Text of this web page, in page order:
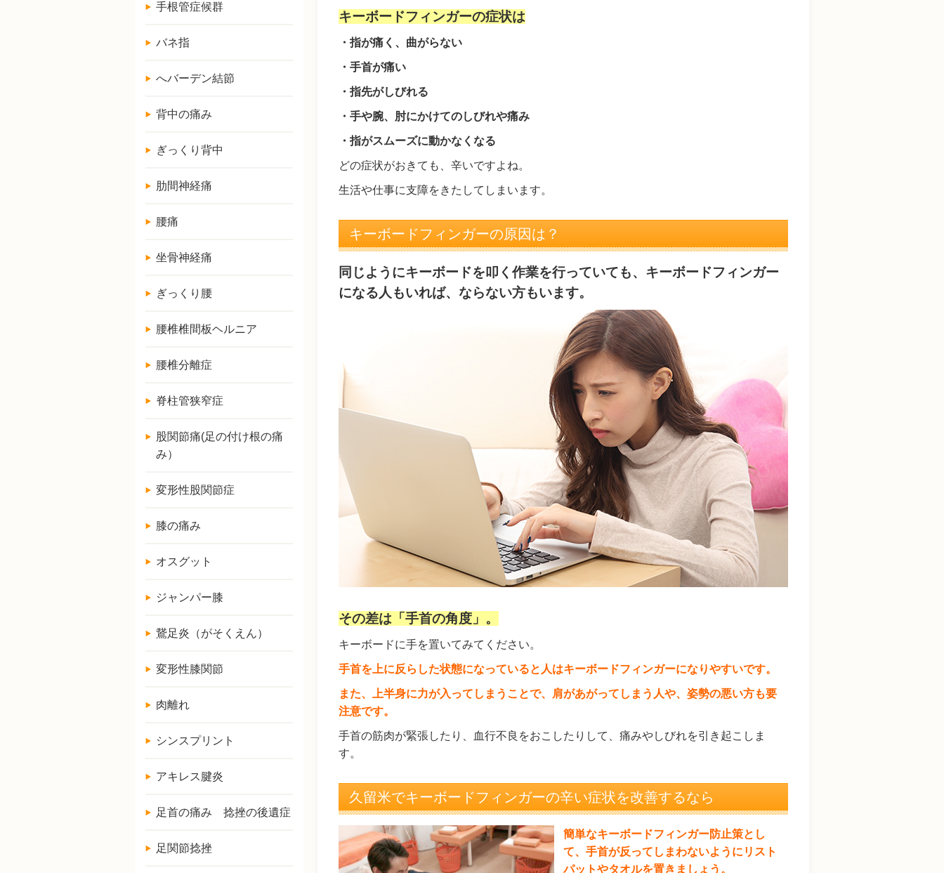
キーボードフィンガーの症状は
・指が痛く、曲がらない
・手首が痛い
・指先がしびれる
・手や腕、肘にかけてのしびれや痛み
・指がスムーズに動かなくなる
どの症状がおきても、辛いですよね。
生活や仕事に支障をきたしてしまいます。
キーボードフィンガーの原因は？
同じようにキーボードを叩く作業を行っていても、キーボードフィンガー
になる人もいれば、ならない方もいます。
その差は「手首の角度」。
キーボードに手を置いてみてください。
手首を上に反らした状態になっていると人はキーボードフィンガーになりやすいです。
また、上半身に力が入ってしまうことで、肩があがってしまう人や、姿勢の悪い方も要
注意です。
手首の筋肉が緊張したり、血行不良をおこしたりして、痛みやしびれを引き起こしま
す。
久留米でキーボードフィンガーの辛い症状を改善するなら
簡単なキーボードフィンガー防止策とし
て、手首が反ってしまわないようにリスト
パットやタオルを置きましょう。
手根管症候群
バネ指
へバーデン結節
背中の痛み
ぎっくり背中
肋間神経痛
腰痛
坐骨神経痛
ぎっくり腰
腰椎椎間板ヘルニア
腰椎分離症
脊柱管狭窄症
股関節痛(足の付け根の痛
み）
変形性股関節症
膝の痛み
オスグット
ジャンパー膝
鵞足炎（がそくえん）
変形性膝関節
肉離れ
シンスプリント
アキレス腱炎
足首の痛み 捻挫の後遺症
足関節捻挫